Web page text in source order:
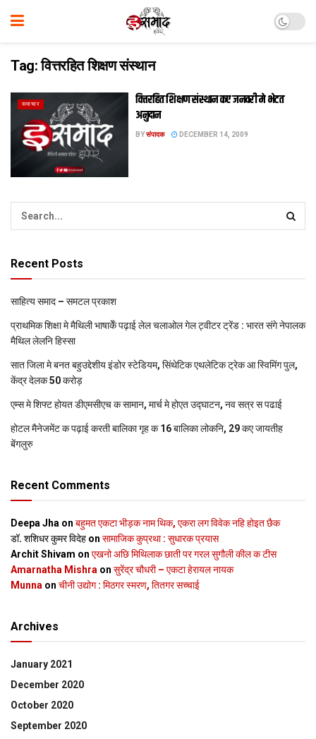
Tag:वित्तरहित शिक्षण संस्थान
समाचार
वित्तरहित शिक्षण संस्थान कए जनवरी मे भेटत
अनुदान
BYसंपादक DECEMBER 14, 2009
Recent Posts
साहित्य समाद – समटल प्रकाश
प्राथमिक शि‍क्षा मे मैथि‍ली भाषाकेँ पढ़ाई लेल चलाओल गेल ट्वीटर ट्रेंड : भारत संगे नेपालक
मैथिल लेलनि हिस्सा
सात जिला मे बनत बहुउद्देशीय इंडोर स्‍टेडि‍यम, सिंथेटिक एथलेटिक ट्रेक आ स्विमिंग पुल,
केंद्र देलक 50 करोड़
एम्स मे शिफ्ट होयत डीएमसीएच क सामान, मार्च मे होएत उद्घाटन, नव सत्र स पढाई
होटल मैनेजमेंट क पढ़ाई करती बालिका गृह क 16 बालिका लोकनि, 29 कए जायतीह
बेंगलुरु
Recent Comments
Deepa Jha on बहुमत एकटा भीड़क नाम थिक, एकरा लग विवेक नहि होइत छैक
डॉ. शशिधर कुमर विदेह on सामाजिक कुप्रथा : सुधारक प्रयास
Archit Shivam on एखनो अछि मिथिलाक छाती पर गरल सुगौली कील क टीस
Amarnatha Mishra on सुरेंद्र चौधरी – एकटा हेरायल नायक
Munna on चीनी उद्योग : मिठगर स्‍मरण, तितगर सच्‍चाई
Archives
January 2021
December 2020
October 2020
September 2020